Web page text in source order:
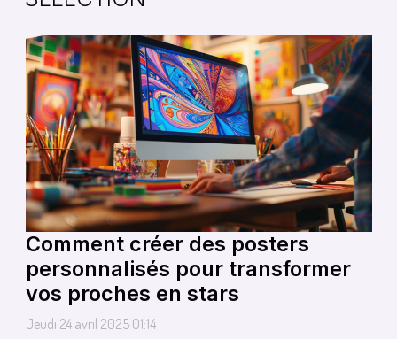
Comment créer des posters
personnalisés pour transformer
vos proches en stars
Jeudi 24 avril 2025 01:14